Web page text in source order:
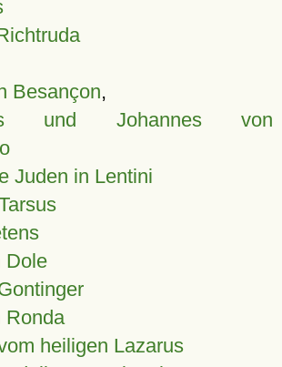
Besançon,
und Johannes von
Juden in Lentini
Dole
Ronda
heiligen Lazarus